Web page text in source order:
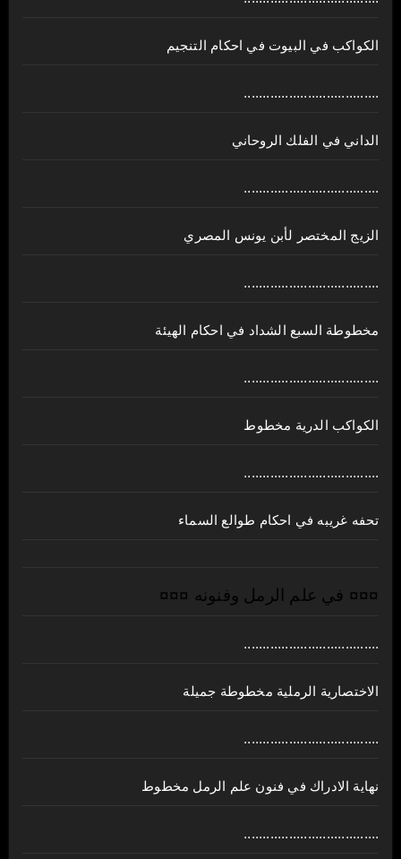
الكواكب في البيوت في احكام التنجيم
....................................
الداني في الفلك الروحاني
....................................
الزيج المختصر لأبن يونس المصري
....................................
مخطوطة السبع الشداد في احكام الهيئة
....................................
الكواكب الدرية مخطوط
....................................
تحفه غريبه في احكام طوالع السماء
¤¤¤ في علم الرمل وفنونه ¤¤¤
....................................
الاختصارية الرملية مخطوطة جميلة
....................................
نهاية الادراك في فنون علم الرمل مخطوط
....................................